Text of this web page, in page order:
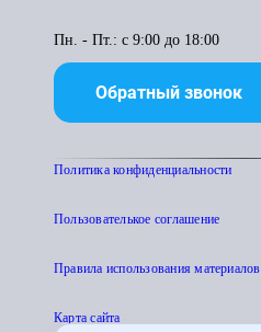
Пн. - Пт.: с 9:00 до 18:00
Обратный звонок
Политика конфиденциальности
Пользователькое соглашение
Правила использования материалов
Карта сайта